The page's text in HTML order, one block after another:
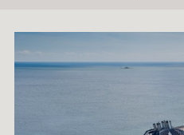
Eвропа
Балтийско море
Бискайски залив
За Нас